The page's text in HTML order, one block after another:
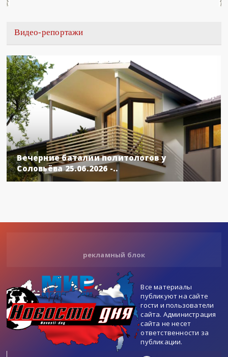
Видео-репортажи
Вечерние баталии политологов у
Соловьёва 25.06.2026 -..
рекламный блок
Все материалы
публикуют на сайте
гости и пользователи
сайта. Администрация
сайта не несет
ответственности за
публикации.